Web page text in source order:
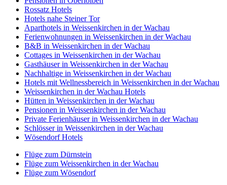
Rossatz Hotels
Hotels nahe Steiner Tor
Aparthotels in Weissenkirchen in der Wachau
Ferienwohnungen in Weissenkirchen in der Wachau
B&B in Weissenkirchen in der Wachau
Cottages in Weissenkirchen in der Wachau
Gasthäuser in Weissenkirchen in der Wachau
Nachhaltige in Weissenkirchen in der Wachau
Hotels mit Wellnessbereich in Weissenkirchen in der Wachau
Weissenkirchen in der Wachau Hotels
Hütten in Weissenkirchen in der Wachau
Pensionen in Weissenkirchen in der Wachau
Private Ferienhäuser in Weissenkirchen in der Wachau
Schlösser in Weissenkirchen in der Wachau
Wösendorf Hotels
Flüge zum Dürnstein
Flüge zum Weissenkirchen in der Wachau
Flüge zum Wösendorf